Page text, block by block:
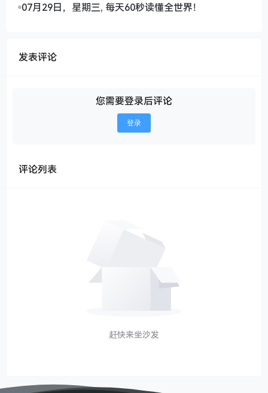
07月29日，星期三, 每天60秒读懂全世界！
发表评论
您需要登录后评论
登录
评论列表
赶快来坐沙发